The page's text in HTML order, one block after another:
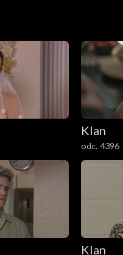
Klan
odc. 4396
Klan